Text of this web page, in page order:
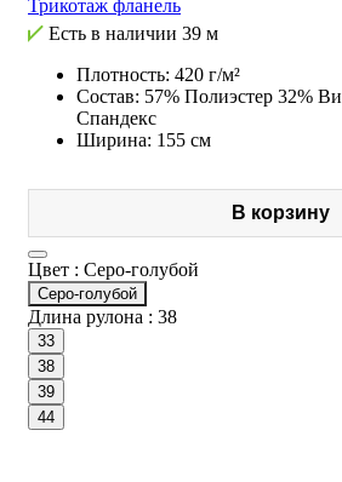
Трикотаж фланель
Есть в наличии 39 м
Плотность: 420 г/м²
Состав: 57% Полиэстер 32%
Спандекс
Ширина: 155 см
В корзину
Цвет : Серо-голубой
Серо-голубой
Длина рулона : 38
33
38
39
44